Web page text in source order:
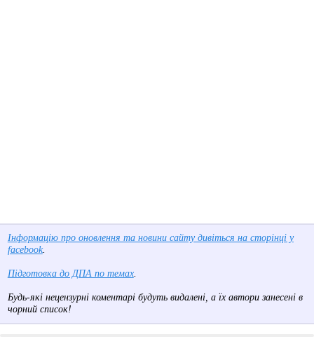
Інформацію про оновлення та новини сайту дивіться на сторінці у
facebook.
Підготовка до ДПА по темах.
Будь-які нецензурні коментарі будуть видалені, а їх автори занесені в
чорний список!